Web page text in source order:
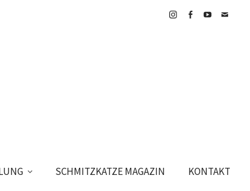
SCHMITZKATZE MAGAZIN KONTAKT